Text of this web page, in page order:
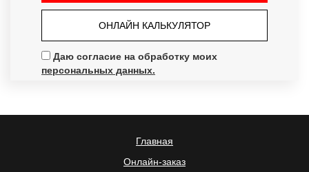
ОНЛАЙН КАЛЬКУЛЯТОР
Даю согласие на обработку моих
персональных данных.
Главная
Онлайн-заказ